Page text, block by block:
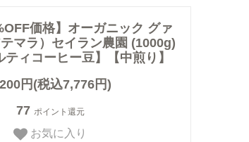
価格】オーガニック グァ
マラ）セイラン農園 (1000g)
ティコーヒー豆】【中煎り】
円(税込7,776円)
77 ポイント還元
お気に入り